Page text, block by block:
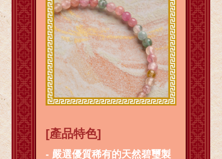
[產品特色]
- 嚴選優質稀有的天然碧璽製